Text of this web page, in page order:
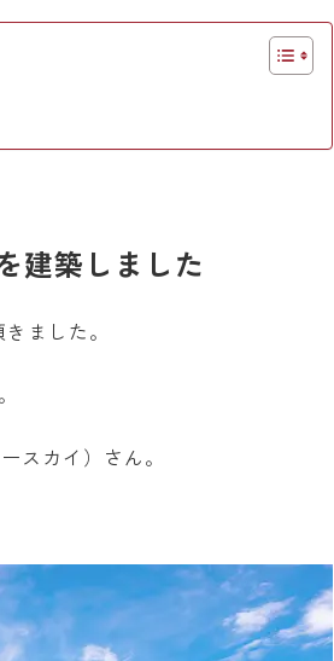
建築しました
ました。
スカイ）さん。